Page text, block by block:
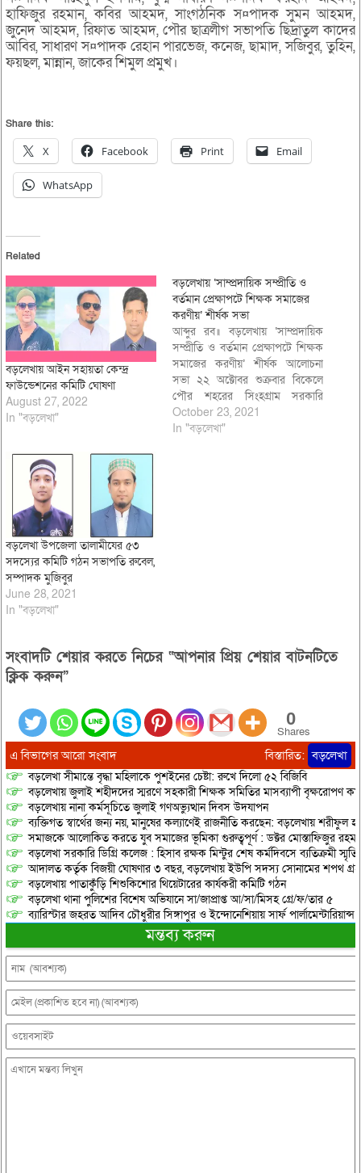
হাফিজুর রহমান, কবির আহমদ, সাংগঠনিক স¤পাদক সুমন আহমদ,
জুনেদ আহমদ, রিফাত আহমদ, পৌর ছাত্রলীগ সভাপতি ছিদ্রাতুল কাদের
আবির, সাধারণ স¤পাদক রেহান পারভেজ, কনেজ, ছামাদ, সজিবুর, তুহিন,
ফয়ছল, মান্নান, জাকের শিমুল প্রমুখ।
Share this:
X Facebook Print Email
WhatsApp
Related
বড়লেখায় আইন সহায়তা কেন্দ্র
ফাউন্ডেশনের কমিটি ঘোষণা
August 27, 2022
In "বড়লেখা"
বড়লেখায় ‘সাম্প্রদায়িক সম্প্রীতি ও
বর্তমান প্রেক্ষাপটে শিক্ষক সমাজের
করণীয়’ শীর্ষক সভা
আব্দুর রব॥ বড়লেখায় ‘সাম্প্রদায়িক
সম্প্রীতি ও বর্তমান প্রেক্ষাপটে শিক্ষক
সমাজের করণীয়’ শীর্ষক আলোচনা
সভা ২২ অক্টোবর শুক্রবার বিকেলে
পৌর শহরের সিংহগ্রাম সরকারি
প্রাথমিক বিদ্যালয় মিলনায়তনে অনুষ্ঠিত
হয়। বাংলাদেশ প্রাথমিক বিদ্যালয়
October 23, 2021
In "বড়লেখা"
বড়লেখা উপজেলা তালামীযের ৫৩
সদস্যের কমিটি গঠন সভাপতি রুবেল,
সম্পাদক মুজিবুর
June 28, 2021
In "বড়লেখা"
সংবাদটি শেয়ার করতে নিচের “আপনার প্রিয় শেয়ার বাটনটিতে
ক্লিক করুন”
0
Shares
এ বিভাগের আরো সংবাদ বিস্তারিত: বড়লেখা
বড়লেখা সীমান্তে বৃদ্ধা মহিলাকে পুশইনের চেষ্টা: রুখে দিলো ৫২ বিজিবি
বড়লেখায় জুলাই শহীদদের স্মরণে সহকারী শিক্ষক সমিতির মাসব্যাপী বৃক্ষরোপণ
বড়লেখায় নানা কর্মসূচিতে জুলাই গণঅভ্যুত্থান দিবস উদযাপন
ব্যক্তিগত স্বার্থের জন্য নয়, মানুষের কল্যাণেই রাজনীতি করছেন: বড়লেখায় শরীফুল
সমাজকে আলোকিত করতে যুব সমাজের ভূমিকা গুরুত্বপূর্ণ : ডক্টর মোস্তাফিজুর
বড়লেখা সরকারি ডিগ্রি কলেজ : হিসাব রক্ষক মিন্টুর শেষ কর্মদিবসে ব্যতিক্রমী
আদালত কর্তৃক বিজয়ী ঘোষণার ৩ বছর, বড়লেখায় ইউপি সদস্য সোনামের শপথ
বড়লেখায় পাতাকুঁড়ি শিশুকিশোর থিয়েটারের কার্যকরী কমিটি গঠন
বড়লেখা থানা পুলিশের বিশেষ অভিযানে সা/জাপ্রাপ্ত আ/সা/মিসহ গ্রে/ফ/তার ৫
ব্যারিস্টার জহরত আদিব চৌধুরীর সিঙ্গাপুর ও ইন্দোনেশিয়ায় সার্ফ পার্লামেন্টারিয়ান্স
মন্তব্য করুন